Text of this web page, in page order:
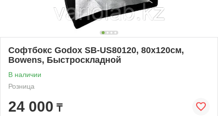
Софтбокс Godox SB-US80120, 80х120см,
Bowens, Быстроскладной
В наличии
Розница
24 000 ₸